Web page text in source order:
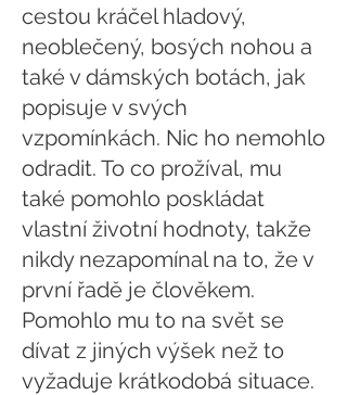
cestou kráčel hladový,
neoblečený, bosých nohou a
také v dámských botách, jak
popisuje v svých
vzpomínkách. Nic ho nemohlo
odradit. To co prožíval, mu
také pomohlo poskládat
vlastní životní hodnoty, takže
nikdy nezapomínal na to, že v
první řadě je člověkem.
Pomohlo mu to na svět se
dívat z jiných výšek než to
vyžaduje krátkodobá situace.